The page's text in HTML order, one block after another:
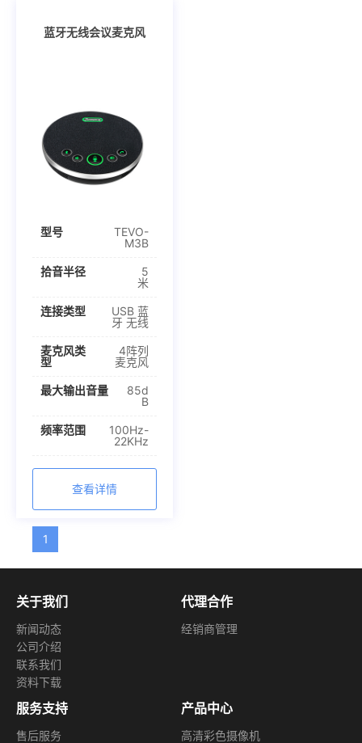
蓝牙无线会议麦克风
型号
TEVO-
M3B
拾音半径
5
米
连接类型
USB 蓝
牙 无线
麦克风类
型
4阵列
麦克风
最大输出音量
85d
B
频率范围
100Hz-
22KHz
查看详情
1
关于我们
新闻动态
公司介绍
联系我们
资料下载
代理合作
经销商管理
服务支持
售后服务
产品中心
高清彩色摄像机